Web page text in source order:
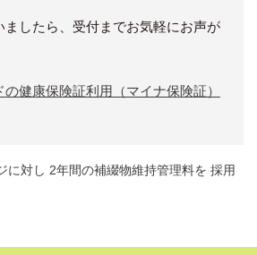
ましたら、受付までお気軽にお声が
健康保険証利用（マイナ保険証）
に対し 2年間の補綴物維持管理料を 採用